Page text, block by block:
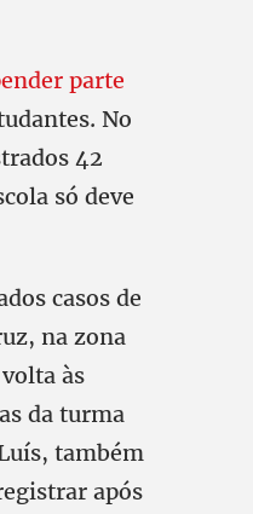
parte
No
42
só deve
casos de
na zona
às
da turma
também
após